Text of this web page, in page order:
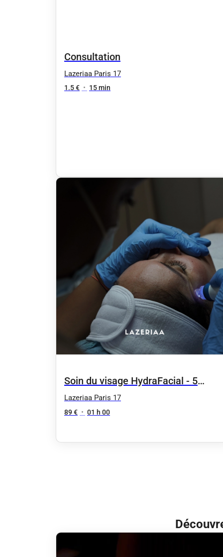
Consultation
Lazeriaa Paris 17
1.5 € • 15 min
Soin du visage HydraFacial - 5
séances
Lazeriaa Paris 17
89 € • 01 h 00